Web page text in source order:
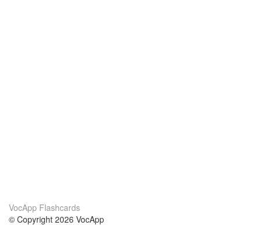
VocApp Flashcards
© Copyright 2026 VocApp